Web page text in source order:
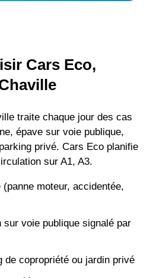
Cars Eco,
traite chaque jour des cas
épave sur voie publique,
privé. Cars Eco planifie
sur A1, A3.
moteur, accidentée,
sur voie publique signalé par
de copropriété ou jardin privé